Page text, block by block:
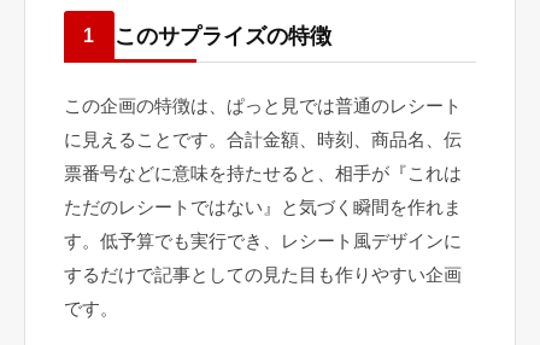
1 このサプライズの特徴
この企画の特徴は、ぱっと見では普通のレシート
に見えることです。合計金額、時刻、商品名、伝
票番号などに意味を持たせると、相手が『これは
ただのレシートではない』と気づく瞬間を作れま
す。低予算でも実行でき、レシート風デザインに
するだけで記事としての見た目も作りやすい企画
です。